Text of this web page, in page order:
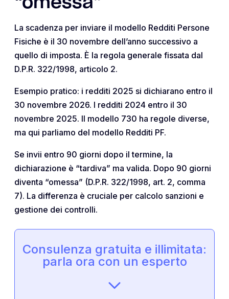
La scadenza per inviare il modello Redditi Persone
Fisiche è il 30 novembre dell’anno successivo a
quello di imposta. È la regola generale fissata dal
D.P.R. 322/1998, articolo 2.
Esempio pratico: i redditi 2025 si dichiarano entro il
30 novembre 2026. I redditi 2024 entro il 30
novembre 2025. Il modello 730 ha regole diverse,
ma qui parliamo del modello Redditi PF.
Se invii entro 90 giorni dopo il termine, la
dichiarazione è “tardiva” ma valida. Dopo 90 giorni
diventa “omessa” (D.P.R. 322/1998, art. 2, comma
7). La differenza è cruciale per calcolo sanzioni e
gestione dei controlli.
Consulenza gratuita e illimitata:
parla ora con un esperto